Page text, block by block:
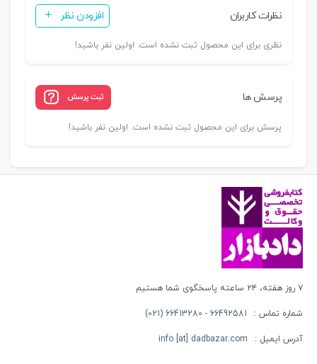
قضایی
مطالعه
حقوق
فرانسه
|
دکتر
احمدی
عدد
نظرات کاربران افزودن نظر
نظری برای این محصول ثبت نشده است. اولین نفر باشید!
پرسش ها ثبت پرسش
پرسش برای این محصول ثبت نشده است. اولین نفر باشید!
۷ روز هفته، ۲۴ ساعته پاسخگوی شما هستیم
شماره تماس : 66492581 - 66413280 (021)
آدرس ایمیل : info [at] dadbazar.com